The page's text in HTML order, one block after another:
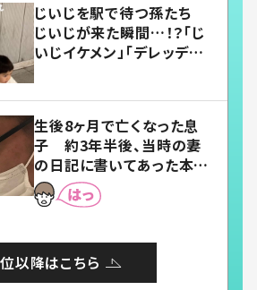
じいじを駅で待つ孫たち
じいじが来た瞬間…！？「じ
いじイケメン」「デレッデレ」
生後8ヶ月で亡くなった息
子 約3年半後、当時の妻
の日記に書いてあった本音
とは
以降はこちら